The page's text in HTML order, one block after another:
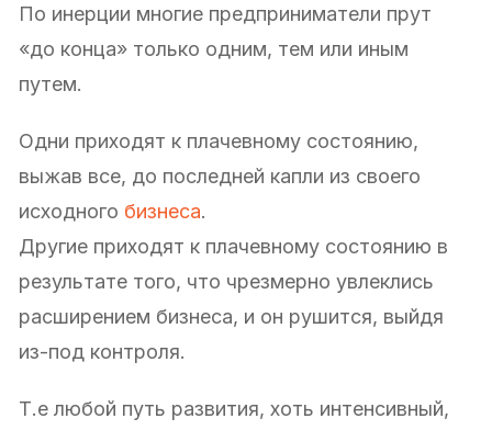
По инерции многие предприниматели прут
«до конца» только одним, тем или иным
путем.
Одни приходят к плачевному состоянию,
выжав все, до последней капли из своего
исходного бизнеса.
Другие приходят к плачевному состоянию в
результате того, что чрезмерно увлеклись
расширением бизнеса, и он рушится, выйдя
из-под контроля.
Т.е любой путь развития, хоть интенсивный,